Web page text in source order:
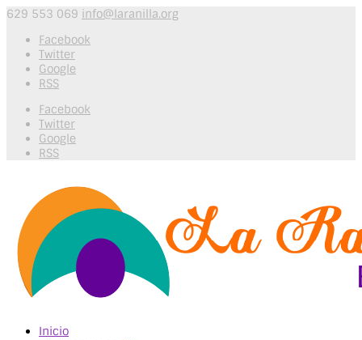
629 553 069 info@laranilla.org
Facebook
Twitter
Google
RSS
Facebook
Twitter
Google
RSS
Inicio